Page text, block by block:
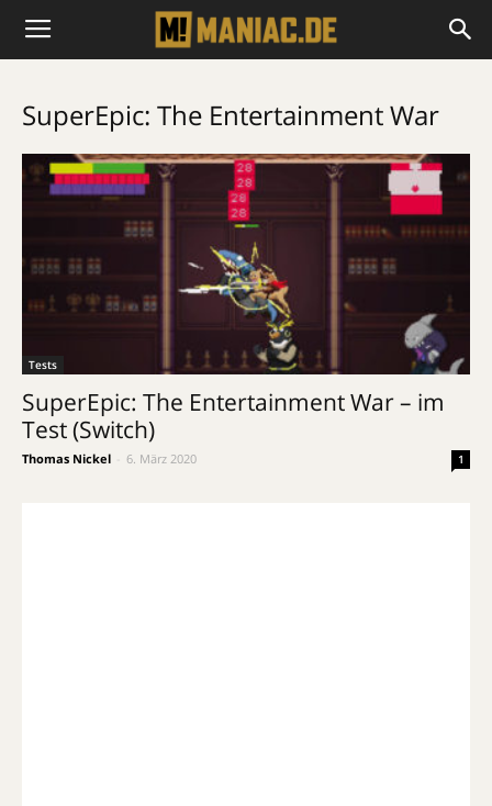
SuperEpic: The Entertainment War
Tests
SuperEpic: The Entertainment War – im
Test (Switch)
Thomas Nickel 6. März 2020 1